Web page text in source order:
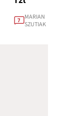
7
MARIAN
SZUTIAK